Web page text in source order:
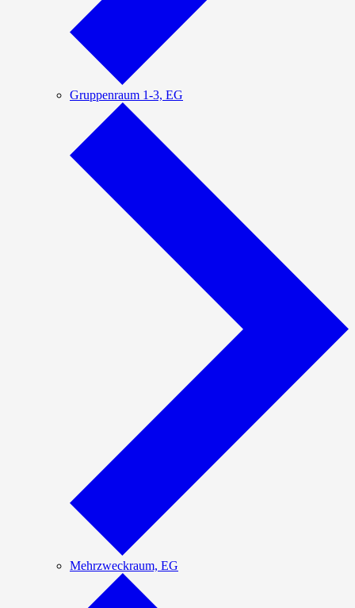
Gruppenraum 1-3, EG
Mehrzweckraum, EG